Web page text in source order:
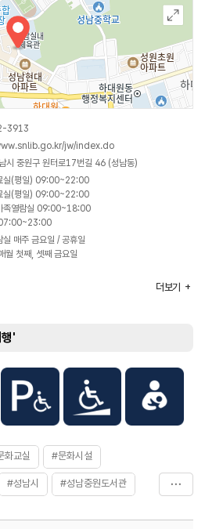
인문 독서, 창작 만화 수업, 동서양사 등이
3913
jw/index.do
시 중원구 원터로17번길 46 (성남동)
실(평일) 09:00~22:00
실(평일) 09:00~22:00
족열람실 09:00~18:00
매주 금요일 / 공휴일
월 첫째, 셋째 금요일
더보기
'
화교실 #문화시설
#성남시 #성남중원도서관